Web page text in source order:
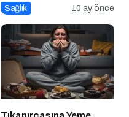
Bedenine ve Duygularına
Sağlık 10 ay önce